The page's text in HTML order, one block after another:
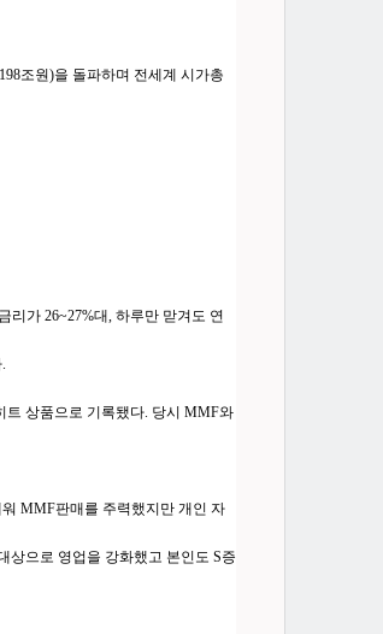
조원)을 돌파하며 전세계 시가총
리가 26~27%대, 하루만 맏겨도 연
트 상품으로 기록됐다. 당시 MMF와
MMF판매를 주력했지만 개인 자
상으로 영업을 강화했고 본인도 S증